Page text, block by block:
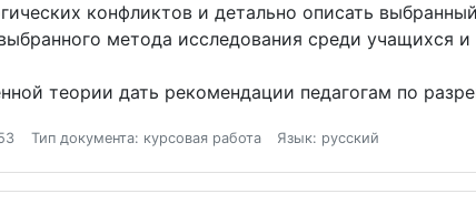
конфликтов и детально описать
метода исследования среди учащихся
теории дать рекомендации педагогам по
Тип документа: курсовая работа Язык: русский